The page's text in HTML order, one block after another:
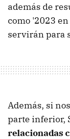
además de
como '2023
servirán para
Además, si
parte inferior,
relacionadas